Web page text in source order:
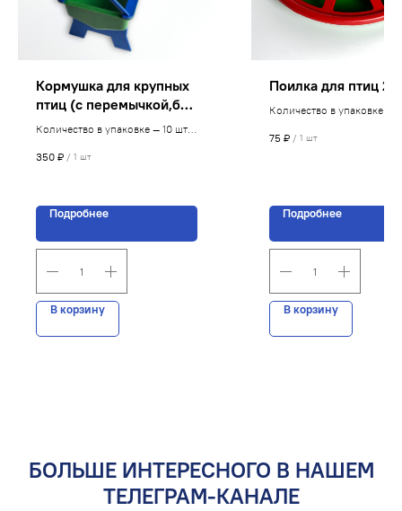
Кормушка для крупных
птиц (с перемычкой,без
перемычки). Размеры:
Количество в упаковке — 10 шт.
350 ₽ / 1 шт
Подробнее
В корзину
Поилка для птиц 2л.
Количество в упаковке —
75 ₽ / 1 шт
Подробнее
В корзину
БОЛЬШЕ ИНТЕРЕСНОГО В НАШЕМ
ТЕЛЕГРАМ-КАНАЛЕ
Производство пластиковых изделий
ИНН 616511704434
НАВИГАЦИЯ
О компании
Каталог
Адрес
Адрес: г. Ростов-на-Дону,